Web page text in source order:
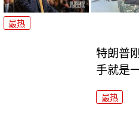
最热
特朗普
手就是
最热